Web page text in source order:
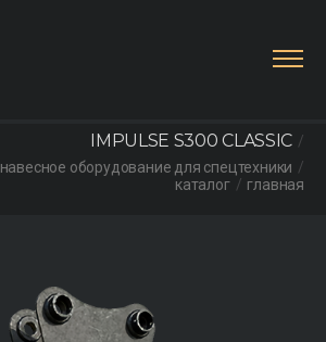
главная
каталог
навесное оборудование для спецтехники
IMPULSE S300 CLASSIC